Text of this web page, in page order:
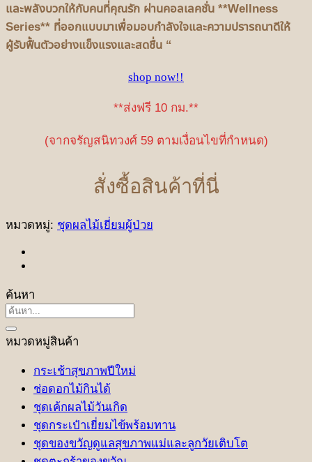
และพลังบวกให้กับคนที่คุณรัก ผ่านคอลเลคชั่น **Wellness
Series** ที่ออกแบบมาเพื่อมอบกำลังใจและความปรารถนาดีให้
ผู้รับฟื้นตัวอย่างแข็งแรงและสดชื่น “
shop now!!
**ส่งฟรี 10 กม.**
(จากจรัญสนิทวงศ์ 59 ตามเงื่อนไขที่กำหนด)
สั่งซื้อสินค้าที่นี่
หมวดหมู่: ชุดผลไม้เยี่ยมผู้ป่วย
ค้นหา
ค้นหา:
หมวดหมู่สินค้า
กระเช้าสุขภาพปีใหม่
ช่อดอกไม้กินได้
ชุดเค้กผลไม้วันเกิด
ชุดกระเป๋าเยี่ยมไข้พร้อมทาน
ชุดของขวัญดูแลสุขภาพแม่และลูกวัยเติบโต